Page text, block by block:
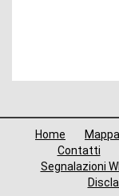
Menù
Home
Contatti
Segnalazioni